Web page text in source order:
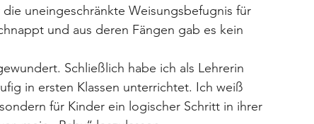
uneingeschränkte Weisungsbefugnis für
und aus deren Fängen gab es kein
Schließlich habe ich als Lehrerin
in ersten Klassen unterrichtet. Ich weiß
für Kinder ein logischer Schritt in ihrer